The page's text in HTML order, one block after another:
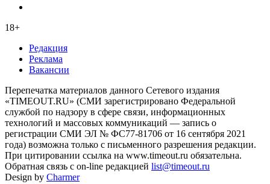
18+
Редакция
Реклама
Вакансии
Перепечатка материалов данного Сетевого издания
«TIMEOUT.RU» (СМИ зарегистрировано Федеральной
службой по надзору в сфере связи, информационных
технологий и массовых коммуникаций — запись о
регистрации СМИ ЭЛ № ФС77-81706 от 16 сентября 2021
года) возможна только с письменного разрешения редакции.
При цитировании ссылка на www.timeout.ru обязательна.
Обратная связь с on-line редакцией list@timeout.ru
Design by Charmer